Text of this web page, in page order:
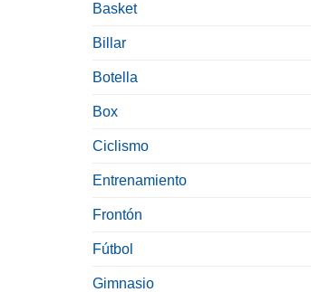
Basket
Billar
Botella
Box
Ciclismo
Entrenamiento
Frontón
Fútbol
Gimnasio